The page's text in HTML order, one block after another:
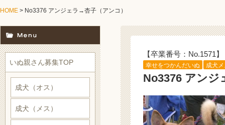
HOME > No3376 アンジェラ→杏子（アンコ）
【卒業番号：No.1571】
幸せをつかんだいぬ 成犬
No3376 アン
いぬ親さん募集TOP
成犬（オス）
成犬（メス）